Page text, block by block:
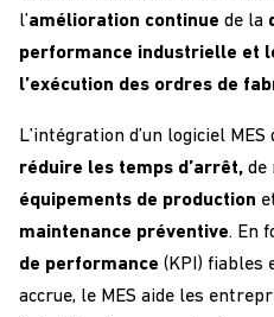
l’amélioration continue de la
performance industrielle et
l’exécution des ordres de
L’intégration d’un logiciel
réduire les temps d’arrêt, de
équipements de production
maintenance préventive. En
de performance (KPI) fiables
accrue, le MES aide les